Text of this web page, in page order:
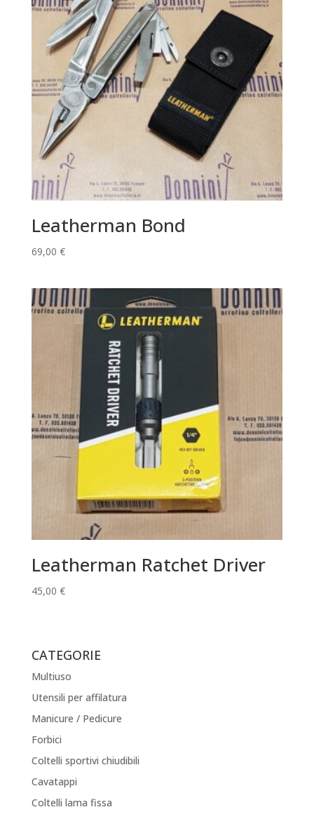
Leatherman Bond
69,00 €
Leatherman Ratchet Driver
45,00 €
CATEGORIE
Multiuso
Utensili per affilatura
Manicure / Pedicure
Forbici
Coltelli sportivi chiudibili
Cavatappi
Coltelli lama fissa